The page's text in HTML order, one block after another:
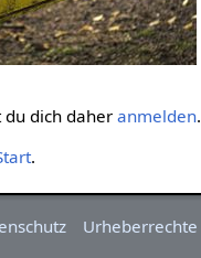
du dich daher anmelden.
.
Urheberrechte